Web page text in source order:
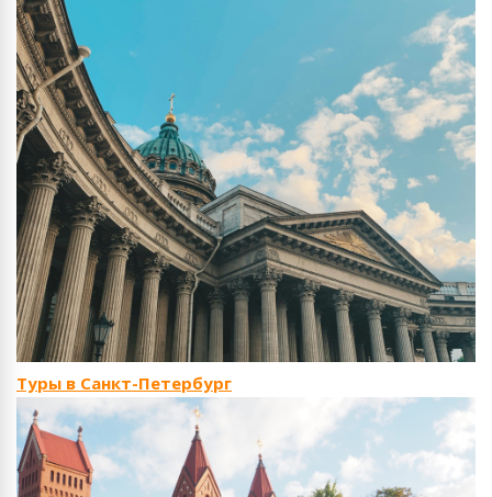
Туры в Санкт-Петербург